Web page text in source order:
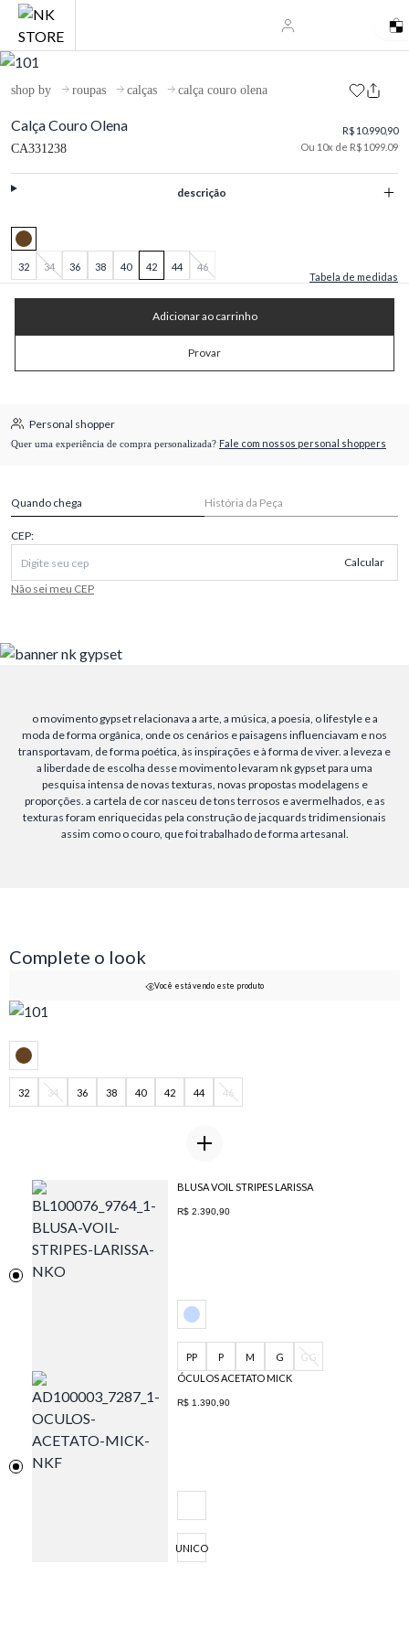
shop by roupas calças calça couro olena
Calça Couro Olena
CA331238
R$ 10.990,90
Ou 10x de R$ 1099.09
descrição
32 34 36 38 40 42 44
46
Tabela de medidas
Adicionar ao carrinho
Provar
Personal shopper
Quer uma experiência de compra personalizada? Fale com nossos personal shoppers
Quando chega História da Peça
CEP:
Calcular
Não sei meu CEP
o movimento gypset relacionava a arte, a música, a poesia, o lifestyle e a
moda de forma orgânica, onde os cenários e paisagens influenciavam e nos
transportavam, de forma poética, às inspirações e à forma de viver. a leveza e
a liberdade de escolha desse movimento levaram nk gypset para uma
pesquisa intensa de novas texturas, novas propostas modelagens e
proporções. a cartela de cor nasceu de tons terrosos e avermelhados, e as
texturas foram enriquecidas pela construção de jacquards tridimensionais
assim como o couro, que foi trabalhado de forma artesanal.
Complete o look
Você está vendo este produto
32 34 36 38 40 42 44 46
BLUSA VOIL STRIPES LARISSA
R$ 2.390,90
PP P M G
GG
ÓCULOS ACETATO MICK
R$ 1.390,90
UNICO